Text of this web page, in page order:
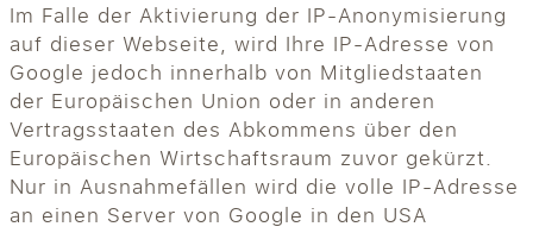
Im Falle der Aktivierung der IP-Anonymisierung
auf dieser Webseite, wird Ihre IP-Adresse von
Google jedoch innerhalb von Mitgliedstaaten
der Europäischen Union oder in anderen
Vertragsstaaten des Abkommens über den
Europäischen Wirtschaftsraum zuvor gekürzt.
Nur in Ausnahmefällen wird die volle IP-Adresse
an einen Server von Google in den USA